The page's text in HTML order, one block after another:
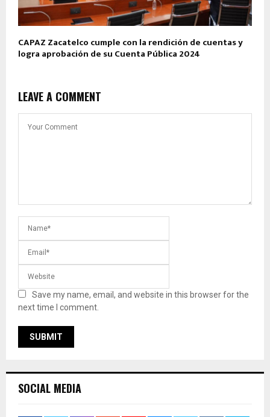
CAPAZ Zacatelco cumple con la rendición de cuentas y
logra aprobación de su Cuenta Pública 2024
LEAVE A COMMENT
Save my name, email, and website in this browser for the
next time I comment.
SOCIAL MEDIA